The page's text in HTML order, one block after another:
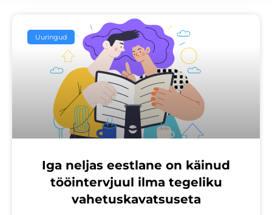
Uuringud
Iga neljas eestlane on käinud
tööintervjuul ilma tegeliku
vahetuskavatsuseta